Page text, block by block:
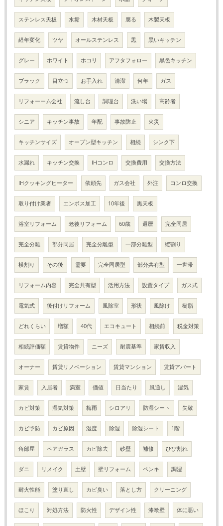
ステンレス天板 水垢 木材天板 腐る 木製天板
経年変化 ツヤ オールステンレス 黒 黒いキッチン
グレー ホワイト ホコリ アフタフォロー 黒色キッチン
ブラック 目立つ お手入れ 清潔 何年 ガス
リフォーーム会社 流し台 調理台 洗い場 高齢者
シニア キッチン事故 年配 事故防止 火災
キッチンサイズ オープン型キッチン 相続 シンク下
水漏れ キッチン交換 IHコンロ 交換費用 交換方法
IHクッキングヒーター 依頼先 ガス会社 外注 コンロ交換
取り付け業者 エンボス加工 10年後 黒天板
浴室リフォーム 老後リフォーム 60歳 還暦 完全同居
完全分離 部分同居 完全分離型 一部分離型 縦割り
横割り その後 需要 完全同居型 部分共有型 一世帯
リフォーム内容 完全共有型 活用方法 設置タイプ ガス式
電気式 後付けリフォーム 風除室 形状 風除け 樹脂
どれくらい 増額 40代 エコキュート 相続前 税金対策
相続評価額 賃貸物件 ニーズ 耐震基準 家賃収入
オーナー 賃貸リノベーション 賃貸マンション 賃貸アパート
家賃 入居者 満室 価値 日当たり 風通し 湿気
カビ対策 湿気対策 梅雨 シロアリ 防湿シート 失敬
カビ予防 カビ原因 湿度 除湿 除湿シート 1階
角部屋 ペアガラス カビ除去 砂壁 補修 ひび割れ
ダニ リメイク 土壁 壁リフォーム ペンキ 調湿
耐火性能 塗り直し カビ臭い 落とし方 クリーニング
ほこり 対処方法 防火性 デザイン性 漆喰壁 体に悪い